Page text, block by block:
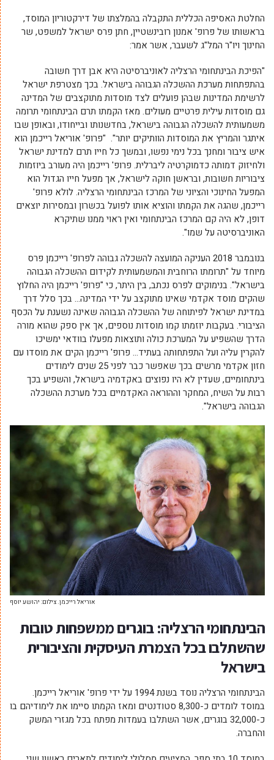
החלטת האסיפה הכללית התקבלה בהמלצתו של דירקטוריון המוסד,
בראשותו של פרופ' אמנון רובינשטיין, חתן פרס ישראל למשפט, שר
החינוך ויו"ר המל"ג לשעבר, אשר אמר:
"הפיכת הבינתחומי הרצליה לאוניברסיטה היא אבן דרך חשובה
בהתפתחות מערכת ההשכלה הגבוהה בישראל. בכך מצטרפת ישראל
לרשימת המדינות שבהן פועלים לצד מוסדות מתוקצבים של המדינה
גם מוסדות עילית פרטיים מעולים. מאז הקמתו תרם הבינתחומי תרומה
משמעותית להשכלה הגבוהה בישראל, בחדשנותו ובייחודו, ובאופן שבו
איתגר והמריץ את המוסדות הוותיקים יותר". "פרופ' אוריאל רייכמן הוא
איש ציבור ומחנך בכל נימי נפשו, ובמשך כל חייו תרם למדינת ישראל
ולחיזוק דמותה כדמוקרטיה ליברלית. פרופ' רייכמן היה מעורב ביוזמות
ציבוריות חשובות, ובראשן חוקה לישראל, אך מפעל חייו הגדול הוא
המפעל החינוכי והציוני של המרכז הבינתחומי הרצליה. לולא פרופ'
רייכמן, שהגה את הקמתו והוציא אותו לפועל בכשרון ובמסירות יוצאים
דופן, לא היה קם המרכז הבינתחומי ואין ראוי ממנו שתיקרא
האוניברסיטה על שמו".
בנובמבר 2018 העניקה המועצה להשכלה גבוהה לפרופ' רייכמן פרס
מיוחד על "תרומתו הרוחבית והמשמעותית לקידום ההשכלה הגבוהה
בישראל". בנימוקים לפרס נכתב, בין היתר, כי "פרופ' רייכמן היה החלוץ
שהקים מוסד אקדמי שאינו מתוקצב על ידי המדינה… בכך סלל דרך
במדינת ישראל לפיתוחה של ההשכלה הגבוהה שאינה נשענת על הכסף
הציבורי. בעקבות יוזמתו קמו מוסדות נוספים, אך אין ספק שהוא מורה
הדרך שהשפיע על המערכת כולה ותוצאות מפעלו בוודאי ימשיכו
להקרין עליה ועל התפתחותה בעתיד… פרופ' רייכמן הקים את מוסדו עם
חזון אקדמי מרשים בכך שאפשר כבר לפני 25 שנים לימודים
בינתחומיים, שעדין לא היו נפוצים באקדמיה בישראל, והשפיע בכך
רבות על השיח, המחקר וההוראה האקדמיים בכל מערכת ההשכלה
הגבוהה בישראל".
אוריאל רייכמן. צילום: יהושע יוסף
הבינתחומי הרצליה: בוגרים ממשפחות טובות
שהשתלבו בכל הצמרת העיסקית והציבורית
בישראל
הבינתחומי הרצליה נוסד בשנת 1994 על ידי פרופ' אוריאל רייכמן.
במוסד לומדים כ-8,300 סטודנטים ומאז הקמתו סיימו את לימודיהם בו
כ-32,000 בוגרים, אשר השתלבו בעמדות מפתח בכל מגזרי המשק
והחברה.